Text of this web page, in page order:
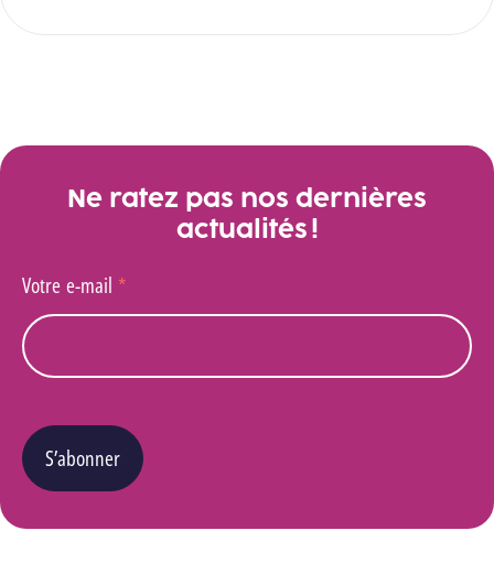
Ne ratez pas nos dernières
actualités !
Votre e-mail *
S’abonner